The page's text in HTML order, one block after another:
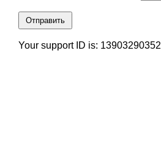
Отправить
Your support ID is: